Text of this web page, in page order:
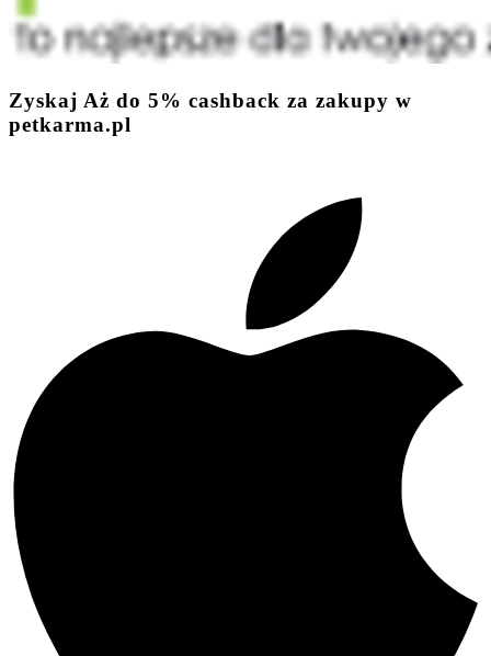
Zyskaj Aż do 5% cashback za zakupy w
petkarma.pl